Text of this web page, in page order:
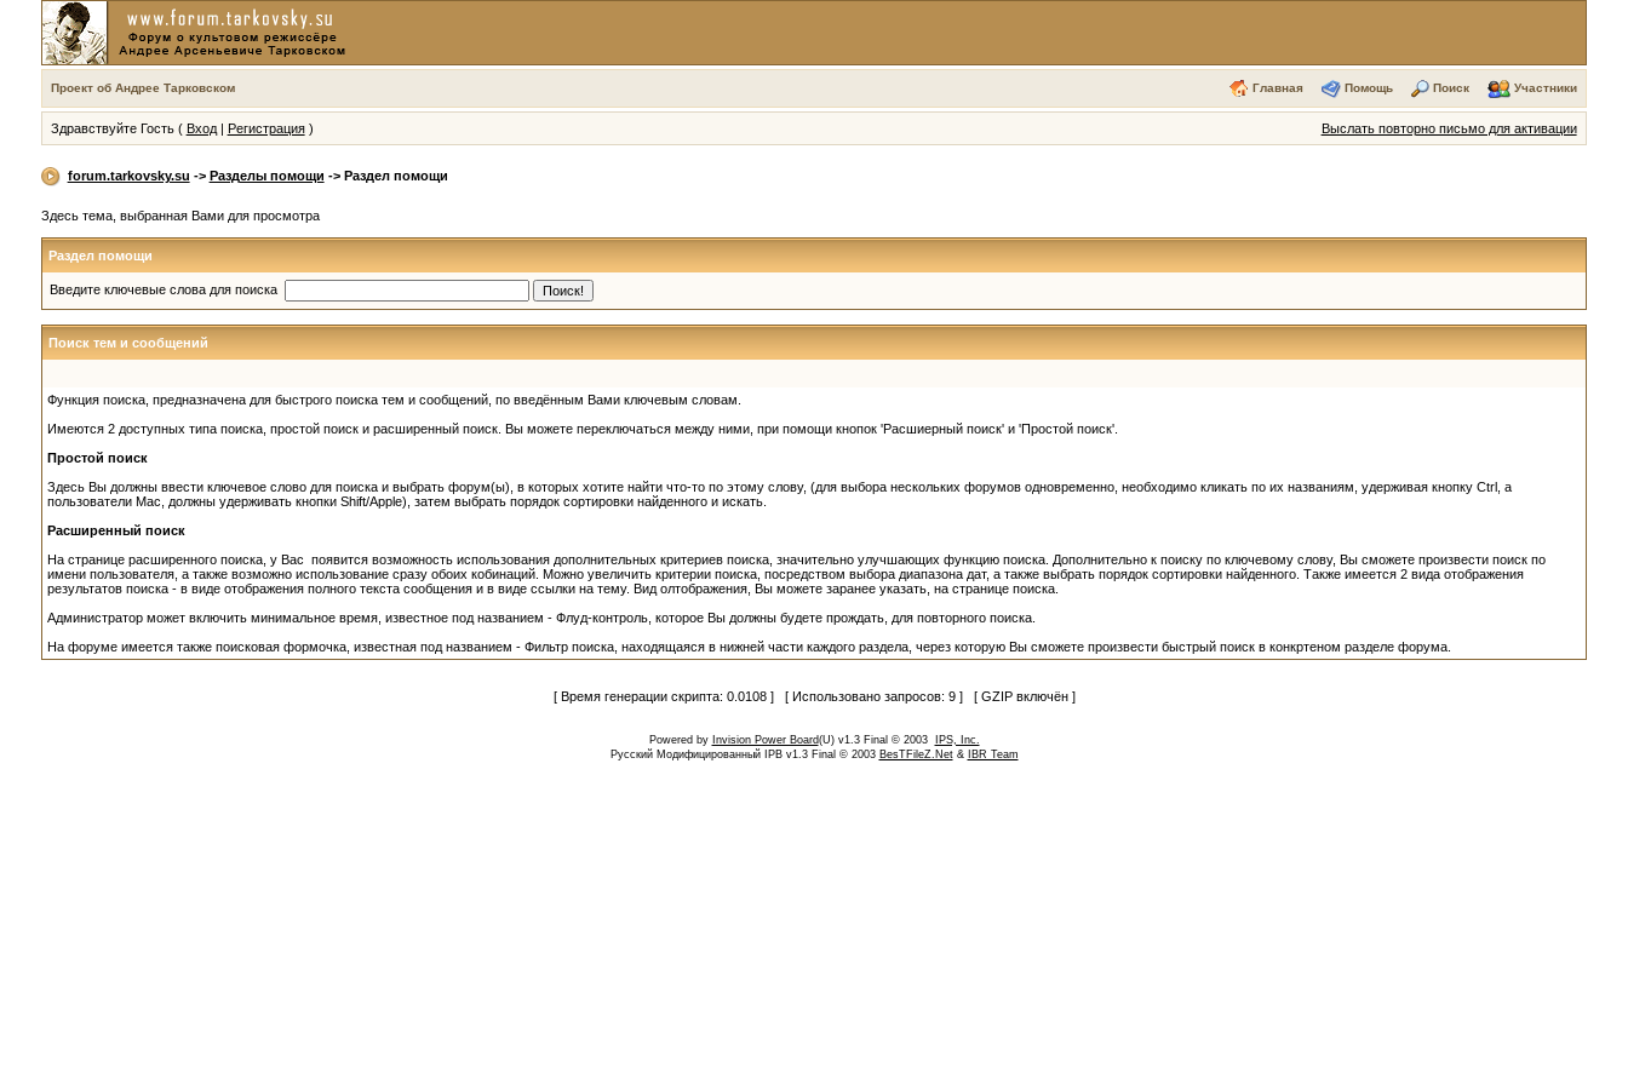
Проект об Андрее Тарковском Главная Помощь Поиск Участники
Здравствуйте Гость ( Вход| Регистрация) Выслать повторно письмо для активации
forum.tarkovsky.su -> Разделы помощи -> Раздел помощи
Здесь тема, выбранная Вами для просмотра
Раздел помощи
Введите ключевые слова для поиска
Поиск тем и сообщений
Функция поиска, предназначена для быстрого поиска тем и сообщений, по введённым Вами ключевым словам.
Имеются 2 доступных типа поиска, простой поиск и расширенный поиск. Вы можете переключаться между ними, при помощи кнопок 'Расшиерный поиск' и 'Простой поиск'.
Простой поиск
Здесь Вы должны ввести ключевое слово для поиска и выбрать форум(ы), в которых хотите найти что-то по этому слову, (для выбора нескольких форумов одновременно, необходимо кликать по их названиям, удерживая кнопку Ctrl, а
пользователи Mac, должны удерживать кнопки Shift/Apple), затем выбрать порядок сортировки найденного и искать.
Расширенный поиск
На странице расширенного поиска, у Вас появится возможность использования дополнительных критериев поиска, значительно улучшающих функцию поиска. Дополнительно к поиску по ключевому слову, Вы сможете произвести поиск по
имени пользователя, а также возможно использование сразу обоих кобинаций. Можно увеличить критерии поиска, посредством выбора диапазона дат, а также выбрать порядок сортировки найденного. Также имеется 2 вида отображения
результатов поиска - в виде отображения полного текста сообщения и в виде ссылки на тему. Вид олтображения, Вы можете заранее указать, на странице поиска.
Администратор может включить минимальное время, известное под названием - Флуд-контроль, которое Вы должны будете прождать, для повторного поиска.
На форуме имеется также поисковая формочка, известная под названием - Фильтр поиска, находящаяся в нижней части каждого раздела, через которую Вы сможете произвести быстрый поиск в конкртеном разделе форума.
[ Время генерации скрипта: 0.0108 ] [ Использовано запросов: 9 ] [ GZIP включён ]
Powered by Invision Power Board(U) v1.3 Final © 2003
IPS, Inc.
Русский Модифицированный IPB v1.3 Final © 2003 BesTFileZ.Net& IBR Team